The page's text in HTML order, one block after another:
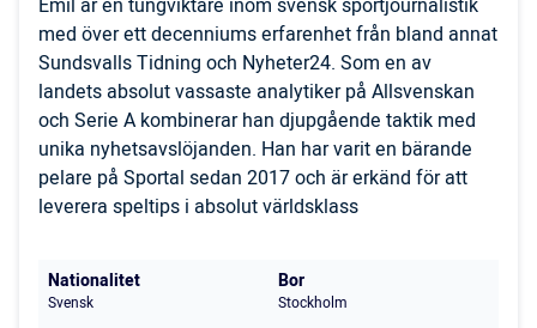
Emil är en tungviktare inom svensk sportjournalistik
med över ett decenniums erfarenhet från bland annat
Sundsvalls Tidning och Nyheter24. Som en av
landets absolut vassaste analytiker på Allsvenskan
och Serie A kombinerar han djupgående taktik med
unika nyhetsavslöjanden. Han har varit en bärande
pelare på Sportal sedan 2017 och är erkänd för att
leverera speltips i absolut världsklass
Nationalitet
Svensk
Bor
Stockholm